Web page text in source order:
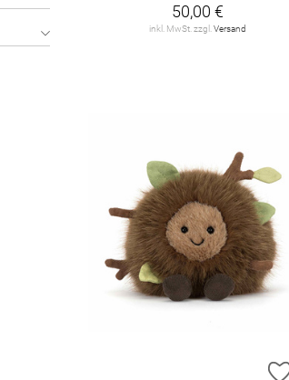
50,00 €
inkl. MwSt. zzgl. Versand